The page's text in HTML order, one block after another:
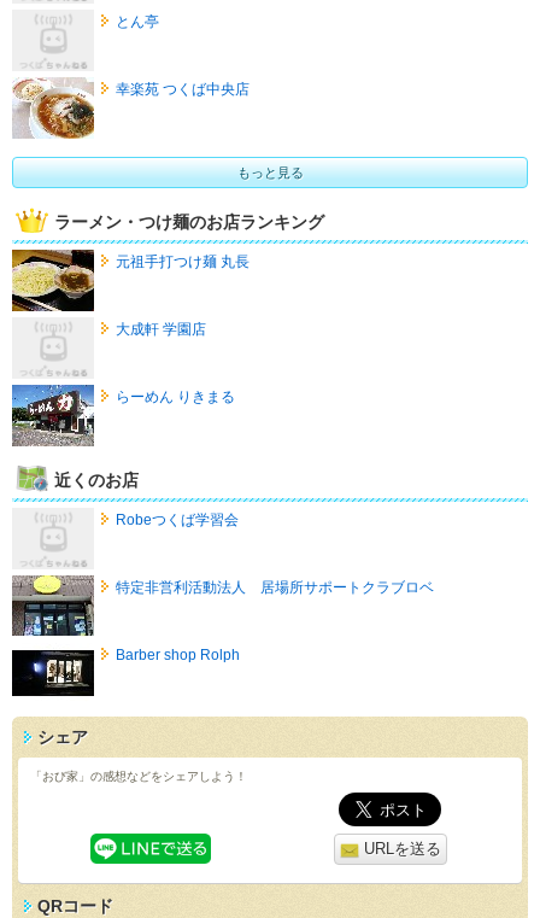
とん亭
幸楽苑 つくば中央店
もっと見る
ラーメン・つけ麺のお店ランキング
元祖手打つけ麺 丸長
大成軒 学園店
らーめん りきまる
近くのお店
Robeつくば学習会
特定非営利活動法人 居場所サポートクラブロベ
Barber shop Rolph
シェア
「おび家」の感想などをシェアしよう！
URLを送る
QRコード